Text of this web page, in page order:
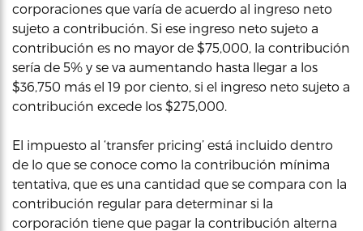
corporaciones que varía de acuerdo al ingreso neto
sujeto a contribución. Si ese ingreso neto sujeto a
contribución es no mayor de $75,000, la contribución
sería de 5% y se va aumentando hasta llegar a los
$36,750 más el 19 por ciento, si el ingreso neto sujeto a
contribución excede los $275,000.
El impuesto al ‘transfer pricing’ está incluido dentro
de lo que se conoce como la contribución mínima
tentativa, que es una cantidad que se compara con la
contribución regular para determinar si la
corporación tiene que pagar la contribución alterna